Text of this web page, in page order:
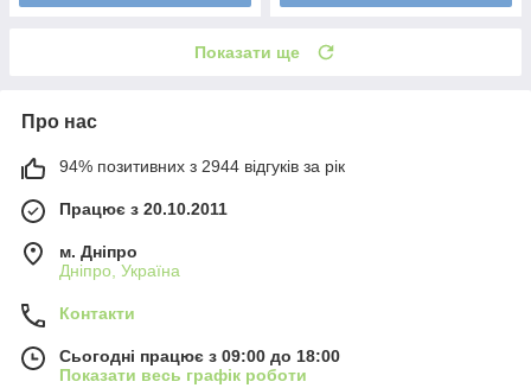
Показати ще
Про нас
94% позитивних з 2944 відгуків за рік
Працює з 20.10.2011
м. Дніпро
Дніпро, Україна
Контакти
Сьогодні працює з 09:00 до 18:00
Показати весь графік роботи